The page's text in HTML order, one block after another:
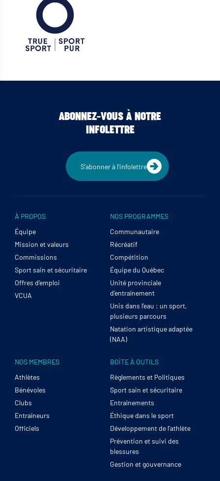
ABONNEZ-VOUS À NOTRE
INFOLETTRE
S'abonner à l'infolettre
À PROPOS
Équipe
Mission et valeurs
Commissions
Sport sain et sécuritaire
Offres d’emploi
VCUA
NOS PROGRAMMES
Communautaire
Récréatif
Compétition
Équipe du Québec
Unité provinciale
d’entraînement
Unis dans l’eau : un sport,
plusieurs parcours
Natation artistique adaptée
(NAA)
NOS MEMBRES
Athlètes
Bénévoles
Clubs
Entraîneurs
Officiels
BOÎTE À OUTILS
Règlements et Politiques
Sport sain et sécuritaire
Entraînements
Éthique dans le sport
Développement de l’athlète
Prévention et suivi des
blessures
Gestion et gouvernance